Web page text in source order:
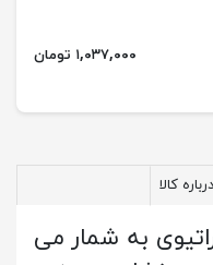
۱,۰۳۷,۰۰۰ تومان
کالا
به شمار می